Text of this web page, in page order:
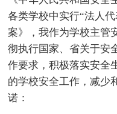
各类学校中实行“法人
案》，我作为学校主管
彻执行国家、省关于安
作要求，积极落实安全
的学校安全工作，减少
诺：